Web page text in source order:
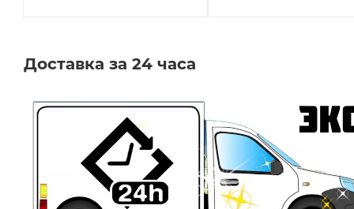
Доставка за 24 часа